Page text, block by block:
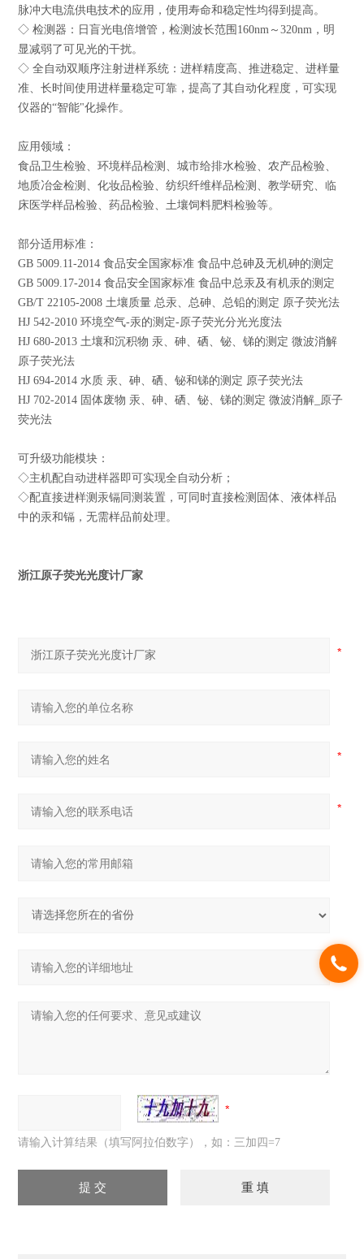
脉冲大电流供电技术的应用，使用寿命和稳定性均得到提高。
◇ 检测器：日盲光电倍增管，检测波长范围160nm～320nm，明
显减弱了可见光的干扰。
◇ 全自动双顺序注射进样系统：进样精度高、推进稳定、进样量
准、长时间使用进样量稳定可靠，提高了其自动化程度，可实现
仪器的“智能"化操作。
应用领域：
食品卫生检验、环境样品检测、城市给排水检验、农产品检验、
地质冶金检测、化妆品检验、纺织纤维样品检测、教学研究、临
床医学样品检验、药品检验、土壤饲料肥料检验等。
部分适用标准：
GB 5009.11-2014 食品安全国家标准 食品中总砷及无机砷的测定
GB 5009.17-2014 食品安全国家标准 食品中总汞及有机汞的测定
GB/T 22105-2008 土壤质量 总汞、总砷、总铅的测定 原子荧光法
HJ 542-2010 环境空气-汞的测定-原子荧光分光光度法
HJ 680-2013 土壤和沉积物 汞、砷、硒、铋、锑的测定 微波消解
原子荧光法
HJ 694-2014 水质 汞、砷、硒、铋和锑的测定 原子荧光法
HJ 702-2014 固体废物 汞、砷、硒、铋、锑的测定 微波消解_原子
荧光法
可升级功能模块：
◇主机配自动进样器即可实现全自动分析；
◇配直接进样测汞镉同测装置，可同时直接检测固体、液体样品
中的汞和镉，无需样品前处理。
浙江原子荧光光度计厂家
请输入计算结果（填写阿拉伯数字），如：三加四=7